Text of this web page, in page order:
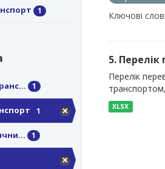
1
1
1
1
Ключові
5.
Перелік
XLSX